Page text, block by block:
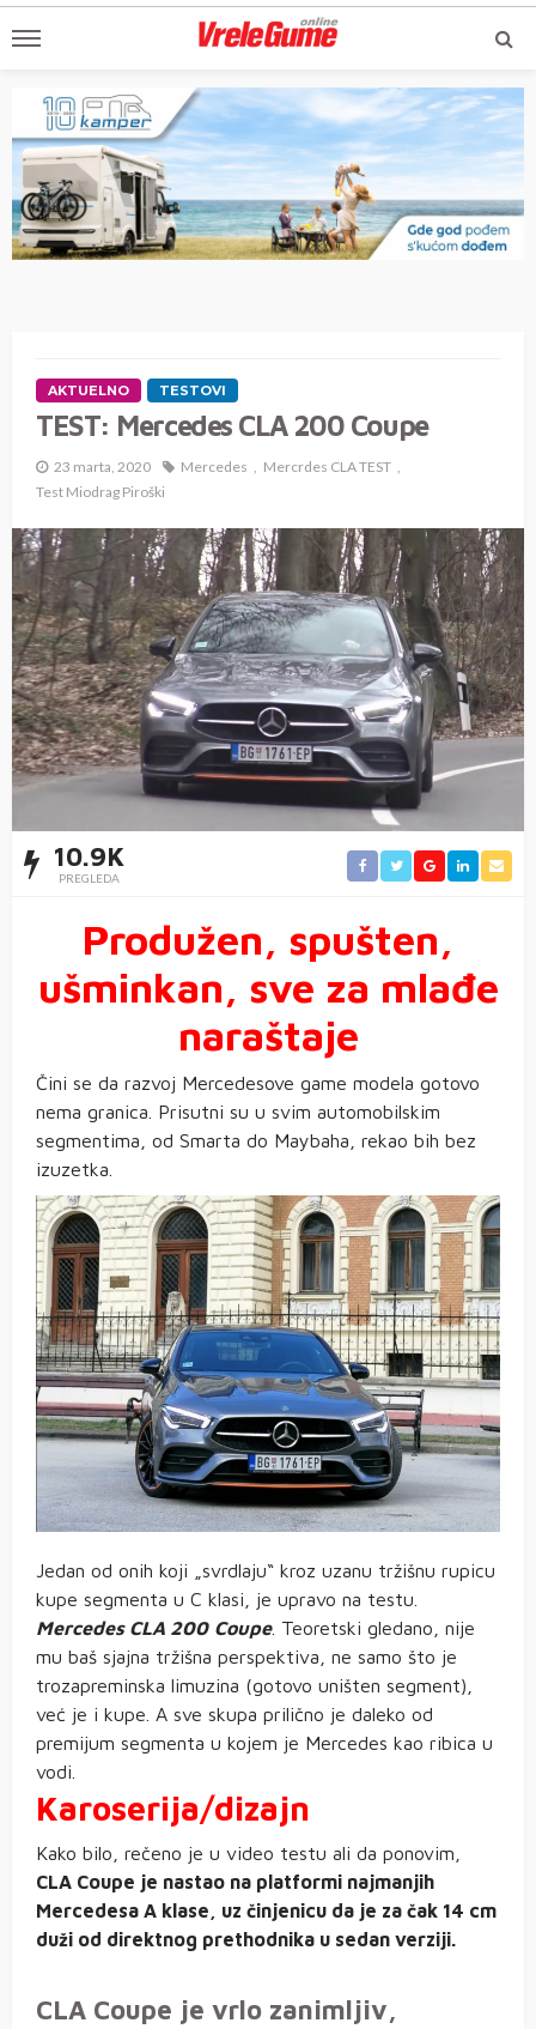
AKTUELNO TESTOVI
TEST: Mercedes CLA 200 Coupe
23 marta, 2020 Mercedes
Mercrdes CLA TEST
Test Miodrag Piroški
10.9K
PREGLEDA
Produžen, spušten,
ušminkan, sve za mlađe
naraštaje
Čini se da razvoj Mercedesove game modela gotovo
nema granica. Prisutni su u svim automobilskim
segmentima, od Smarta do Maybaha, rekao bih bez
izuzetka.
Jedan od onih koji „svrdlaju“ kroz uzanu tržišnu rupicu
kupe segmenta u C klasi, je upravo na testu.
Mercedes CLA 200 Coupe. Teoretski gledano, nije
mu baš sjajna tržišna perspektiva, ne samo što je
trozapreminska limuzina (gotovo uništen segment),
već je i kupe. A sve skupa prilično je daleko od
premijum segmenta u kojem je Mercedes kao ribica u
vodi.
Karoserija/dizajn
Kako bilo, rečeno je u video testu ali da ponovim,
CLA Coupe je nastao na platformi najmanjih
Mercedesa A klase, uz činjenicu da je za čak 14 cm
duži od direktnog prethodnika u sedan verziji.
CLA Coupe je vrlo zanimljiv,